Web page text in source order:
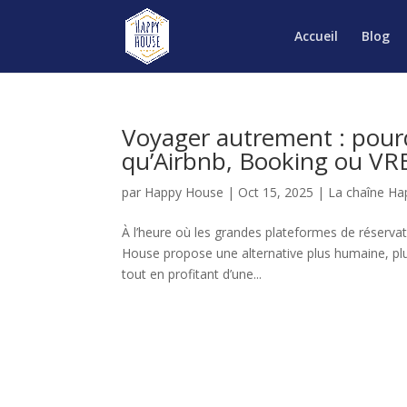
Accueil Blog
Voyager autrement :
qu’Airbnb, Booking ou
par Happy House | Oct 15, 2025 | La chaîne
À l’heure où les grandes plateformes de
House propose une alternative plus humaine,
tout en profitant d’une...